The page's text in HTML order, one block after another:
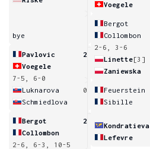
bye
Pavlovic
2
Voegele
7-5, 6-0
Luknarova
0
Schmiedlova
Bergot
2
Collombon
2-6, 6-3, 10-5
Voegele
Bergot
Collombon
2-6, 3-6
Linette[3]
Zaniewska
Feuerstein
Sibille
Kondratieva
Lefevre